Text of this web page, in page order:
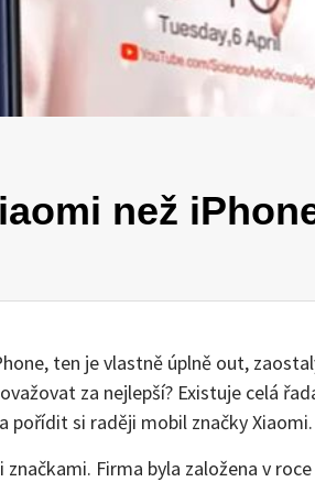
než
ten je vlastně úplně out,
za nejlepší? Existuje celá
pořídit si raději mobil značky Xiaomi.
Firma byla založena v roce